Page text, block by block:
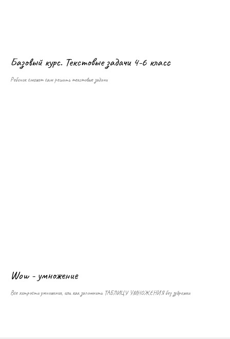
Базовый курс. Текстовые задачи 4-6 класс
Ребенок сможет сам решать текстовые задачи
Wow - умножение
Все хитрости умножения, или как запомнить ТАБЛИЦУ УМНОЖЕНИЯ без зубрежки